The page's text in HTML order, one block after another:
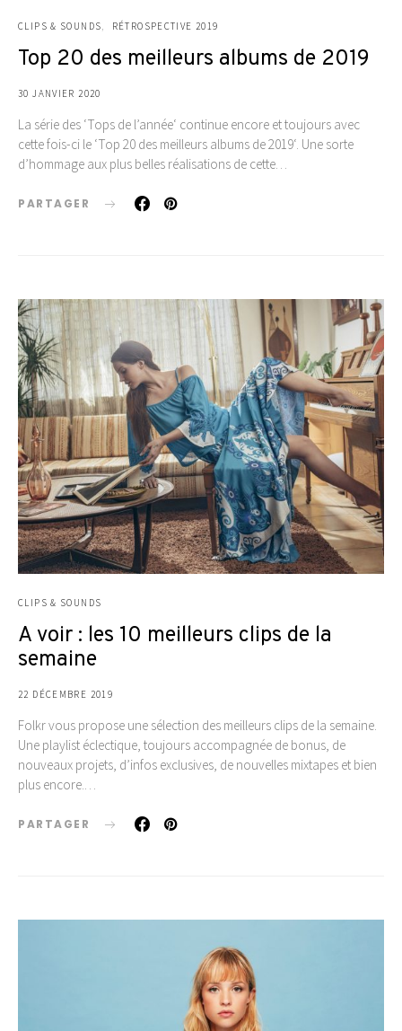
CLIPS & SOUNDS RÉTROSPECTIVE 2019
Top 20 des meilleurs albums de 2019
30 JANVIER 2020
La série des ‘Tops de l’année‘ continue encore et toujours avec
cette fois-ci le ‘Top 20 des meilleurs albums de 2019‘. Une sorte
d’hommage aux plus belles réalisations de cette…
PARTAGER
CLIPS & SOUNDS
A voir : les 10 meilleurs clips de la
semaine
22 DÉCEMBRE 2019
Folkr vous propose une sélection des meilleurs clips de la semaine.
Une playlist éclectique, toujours accompagnée de bonus, de
nouveaux projets, d’infos exclusives, de nouvelles mixtapes et bien
plus encore.…
PARTAGER